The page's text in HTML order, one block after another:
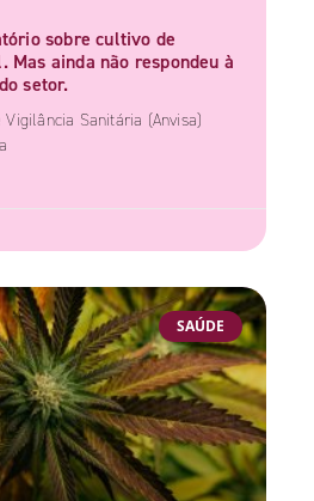
sobre cultivo de
Mas ainda não respondeu à
setor.
Sanitária (Anvisa)
SAÚDE